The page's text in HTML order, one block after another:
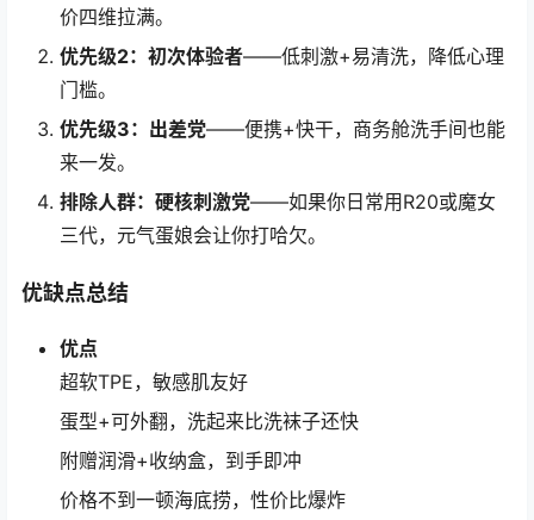
价四维拉满。
优先级2：初次体验者——低刺激+易清洗，降低心理
门槛。
优先级3：出差党——便携+快干，商务舱洗手间也能
来一发。
排除人群：硬核刺激党——如果你日常用R20或魔女
三代，元气蛋娘会让你打哈欠。
优缺点总结
优点
超软TPE，敏感肌友好
蛋型+可外翻，洗起来比洗袜子还快
附赠润滑+收纳盒，到手即冲
价格不到一顿海底捞，性价比爆炸